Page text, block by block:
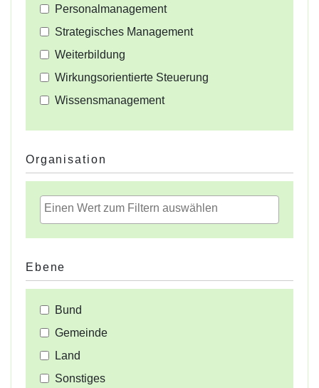
Personalmanagement
Strategisches Management
Weiterbildung
Wirkungsorientierte Steuerung
Wissensmanagement
Organisation
Ebene
Bund
Gemeinde
Land
Sonstiges